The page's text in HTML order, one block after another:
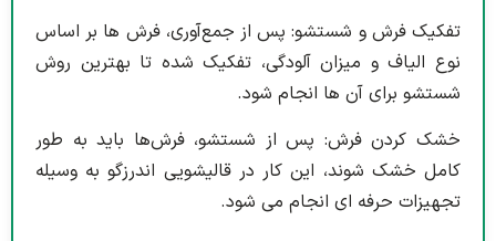
تفکیک فرش و شستشو: پس از جمع‌آوری، فرش ها بر اساس
نوع الیاف و میزان آلودگی، تفکیک شده تا بهترین روش
شستشو برای آن ها انجام شود.
خشک کردن فرش: پس از شستشو، فرش‌ها باید به طور
کامل خشک شوند، این کار در قالیشویی اندرزگو به وسیله
تجهیزات حرفه ای انجام می شود.